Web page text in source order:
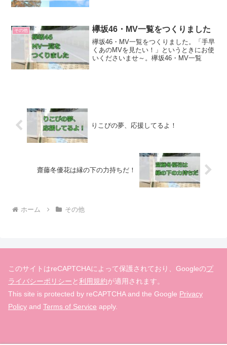
る私からす...
その他 欅坂46・MV一覧をつくりました
欅坂46・MV一覧をつくりました。「手早
くあのMVを見たい！」というときにお使
いくださいませ～。欅坂46・MV一覧
りこぴの夢、応援してるよ！
齋藤冬優花は縁の下の力持ちだ！
ホーム その他
このサイトはreCAPTCHAによって保護されており、Googleのプ
ライバシーポリシーと利用規約が適用されます。
This site is protected by reCAPTCHA and the Google Privacy
Policy and Terms of Service apply.